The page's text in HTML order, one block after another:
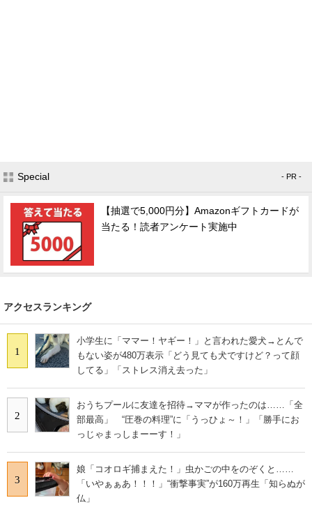
Special - PR -
【抽選で5,000円分】Amazonギフトカードが
当たる！読者アンケート実施中
アクセスランキング
1
小学生に「ママー！ヤギー！」と言われた愛犬→とんで
もない姿が480万表示「どう見ても犬ですけど？って顔
してる」「ストレス消え去った」
2
おうちプールに友達を招待→ママが作ったのは……「全
部最高」 “圧巻の料理”に「うっひょ～！」「勝手にお
っじゃまっしまーーす！」
3
娘「コオロギ捕まえた！」虫かごの中をのぞくと……
「いやぁぁあ！！！」“衝撃事実”が160万再生「知らぬが
仏」